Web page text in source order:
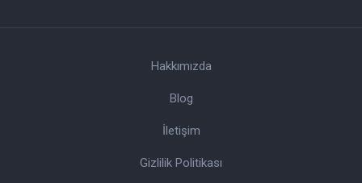
Hakkımızda
Blog
İletişim
Gizlilik Politikası